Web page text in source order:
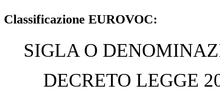
Classificazione EUROVOC:
SIGLA O
DECRETO LEGGE